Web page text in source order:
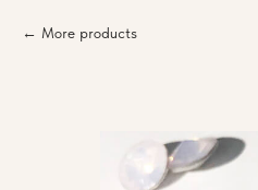
More products